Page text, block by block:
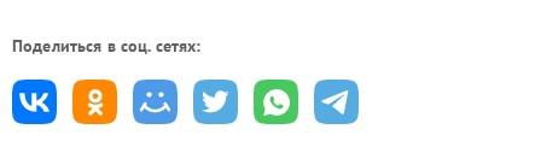
Поделиться в соц. сетях: